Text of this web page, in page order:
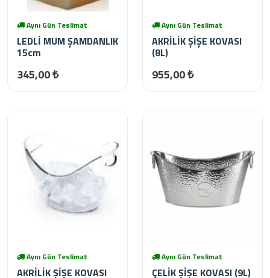
Aynı Gün Teslimat
LEDLİ MUM ŞAMDANLIK
15cm
345,00 ₺
Aynı Gün Teslimat
AKRİLİK ŞİŞE KOVASI
(8L)
955,00 ₺
Aynı Gün Teslimat
AKRİLİK ŞİŞE KOVASI
Aynı Gün Teslimat
ÇELİK ŞİŞE KOVASI (9L)